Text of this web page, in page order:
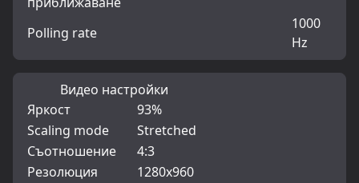
Polling rate
1000
Hz
Видео настройки
Яркост
93%
Scaling mode
Stretched
Съотношение
4:3
Резолюция
1280x960